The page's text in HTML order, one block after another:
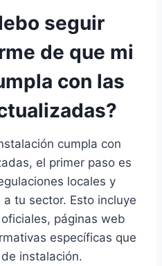
seguir
de que mi
con las
cumpla con
el primer paso es
locales y
tu sector. Esto incluye
páginas web
específicas que
instalación.